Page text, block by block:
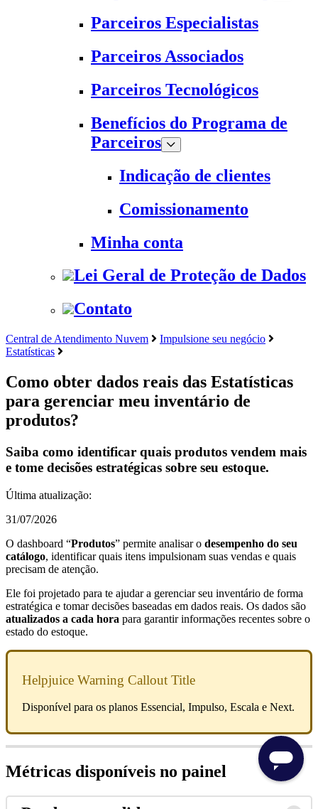
Parceiros Especialistas
Parceiros Associados
Parceiros Tecnológicos
Benefícios do Programa de
Parceiros
Indicação de clientes
Comissionamento
Minha conta
Lei Geral de Proteção de Dados
Contato
Central de Atendimento Nuvem
Impulsione seu negócio
Estatísticas
Como obter dados reais das Estatísticas
para gerenciar meu inventário de
produtos?
Saiba como identificar quais produtos vendem mais
e tome decisões estratégicas sobre seu estoque.
Última atualização:
31/07/2026
O dashboard “Produtos” permite analisar o desempenho do seu
catálogo, identificar quais itens impulsionam suas vendas e quais
precisam de atenção.
Ele foi projetado para te ajudar a gerenciar seu inventário de forma
estratégica e tomar decisões baseadas em dados reais. Os dados são
atualizados a cada hora para garantir informações recentes sobre o
estado do estoque.
Helpjuice Warning Callout Title
Disponível para os planos Essencial, Impulso, Escala e Next.
Métricas disponíveis no painel